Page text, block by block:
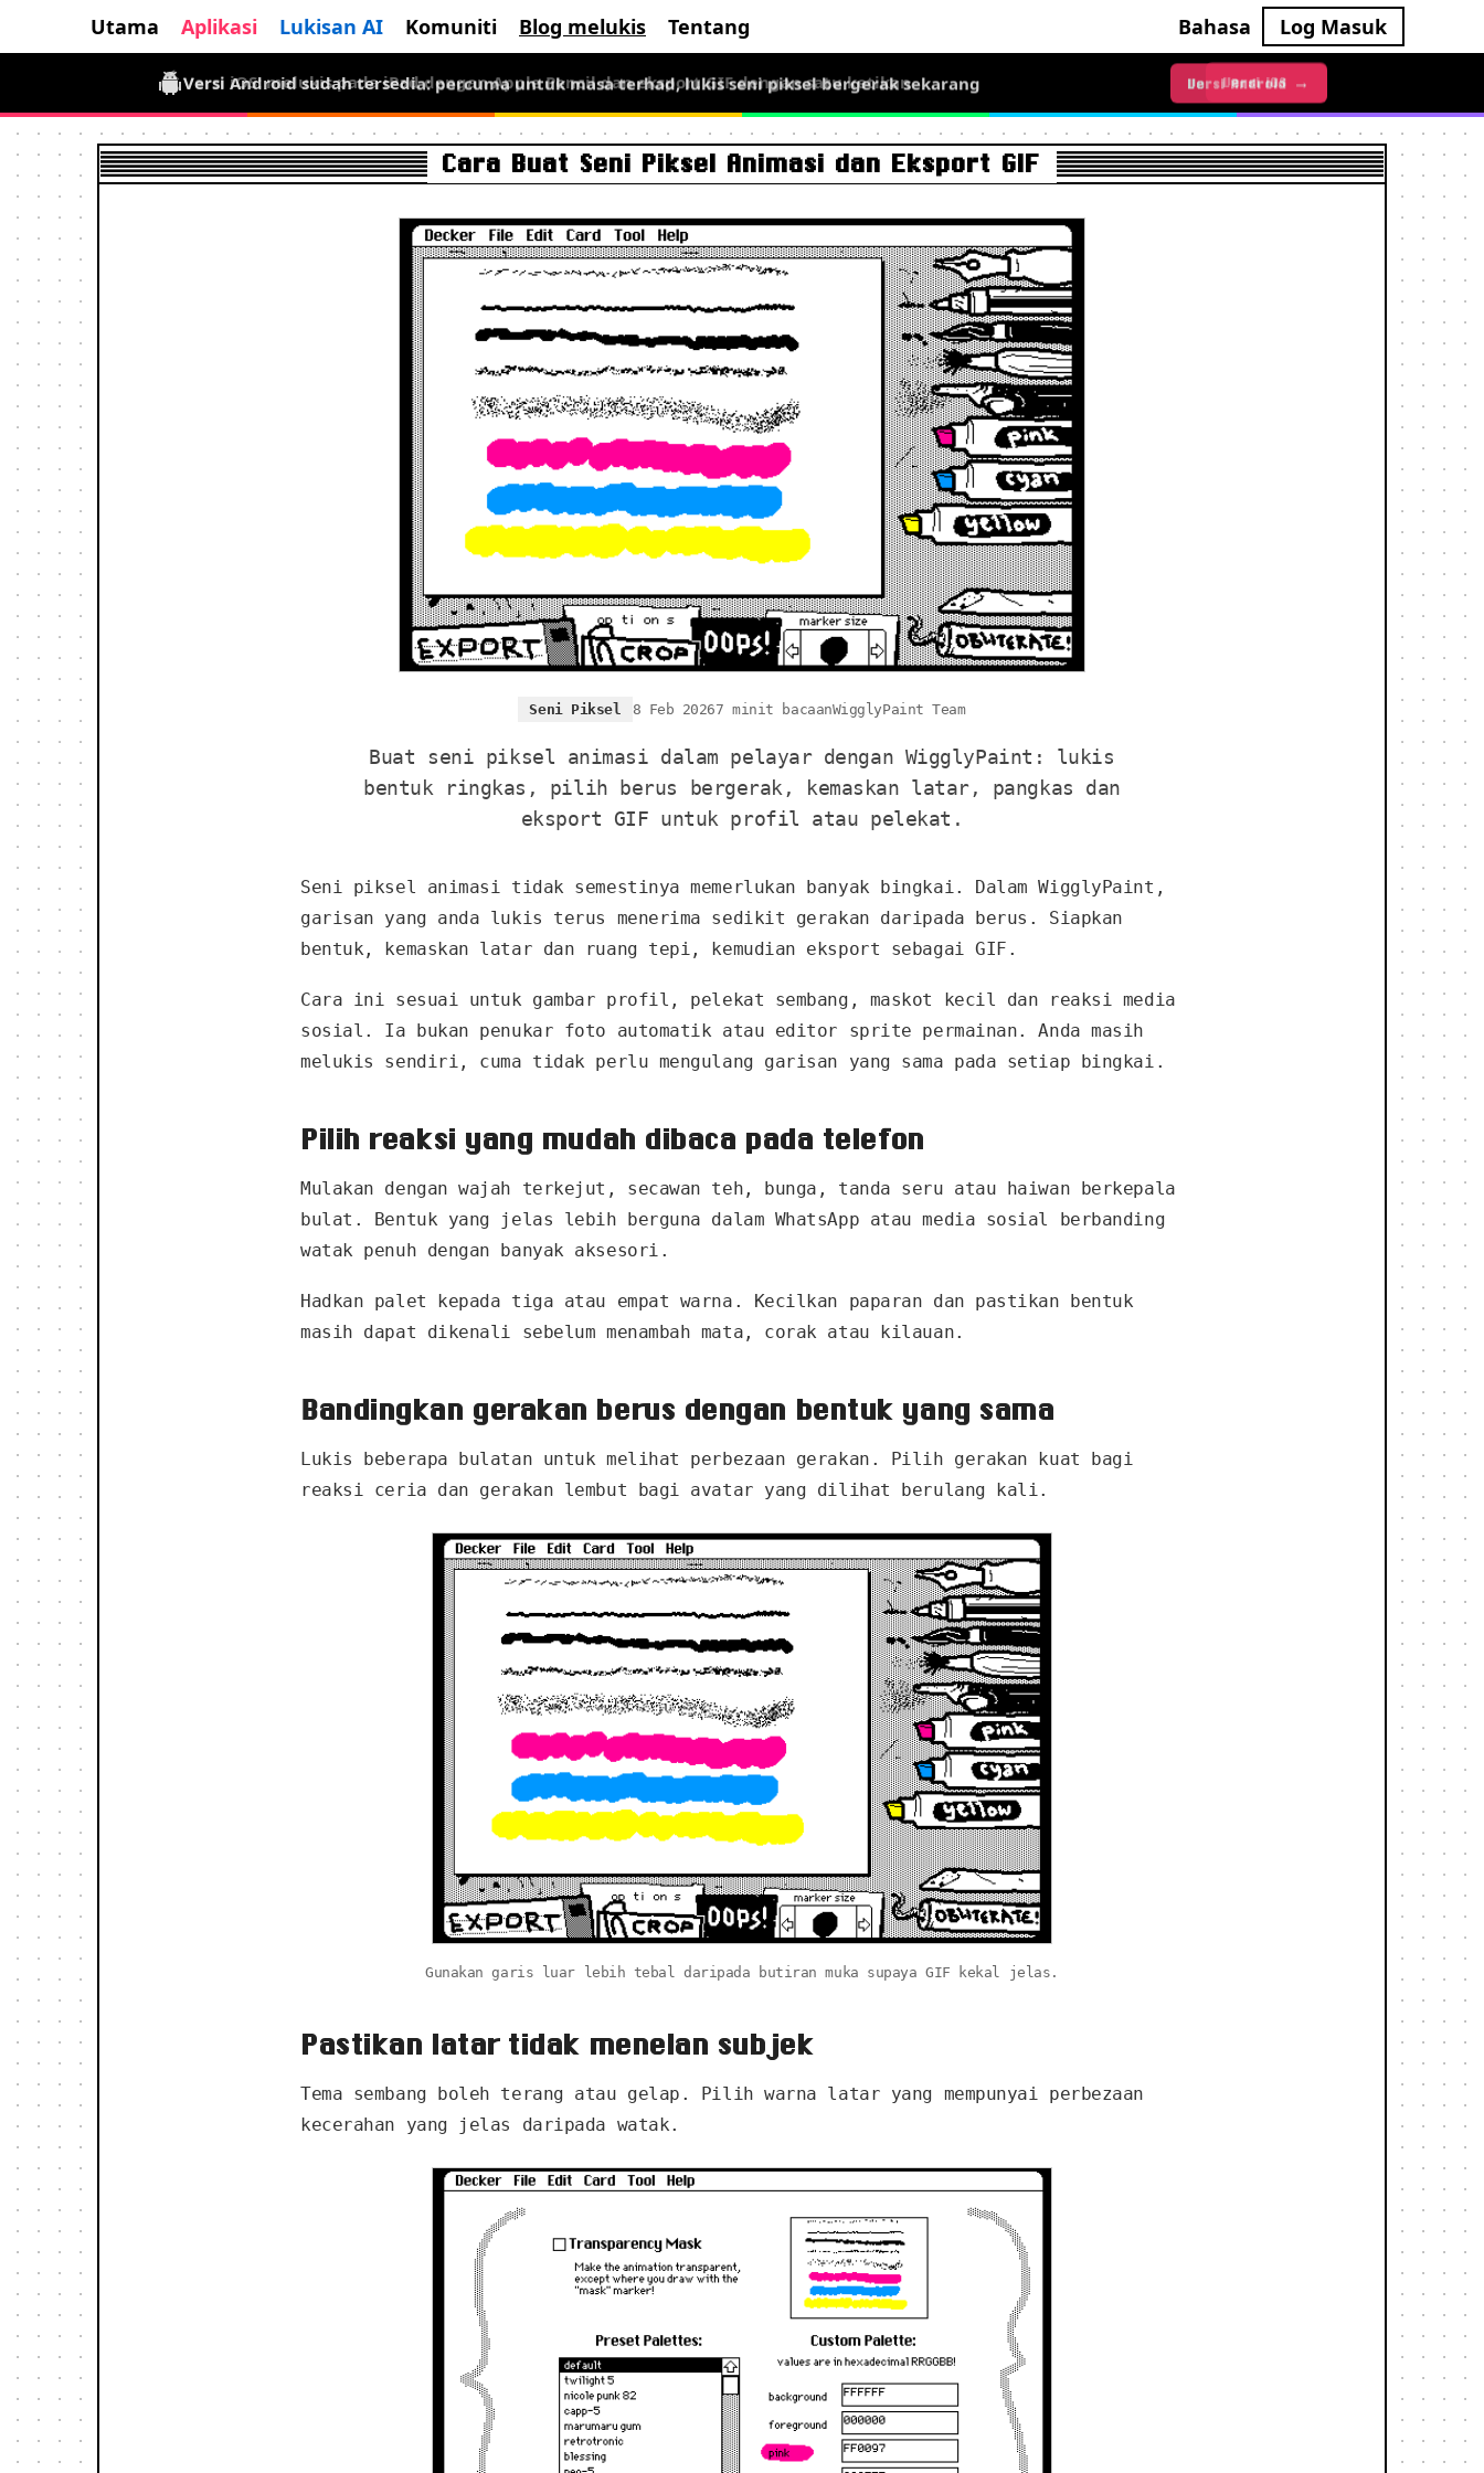
Utama Aplikasi Lukisan AI Komuniti Blog melukis Tentang Bahasa Log Masuk
Versi Android sudah tersedia: percuma untuk masa terhad, lukis seni piksel bergerak sekarang Versi Android →
Versi iOS →
Cara Buat Seni Piksel Animasi dan Eksport GIF
Seni Piksel 8 Feb 20267 minit bacaanWigglyPaint Team
Buat seni piksel animasi dalam pelayar dengan WigglyPaint: lukis
bentuk ringkas, pilih berus bergerak, kemaskan latar, pangkas dan
eksport GIF untuk profil atau pelekat.
Seni piksel animasi tidak semestinya memerlukan banyak bingkai. Dalam WigglyPaint,
garisan yang anda lukis terus menerima sedikit gerakan daripada berus. Siapkan
bentuk, kemaskan latar dan ruang tepi, kemudian eksport sebagai GIF.
Cara ini sesuai untuk gambar profil, pelekat sembang, maskot kecil dan reaksi media
sosial. Ia bukan penukar foto automatik atau editor sprite permainan. Anda masih
melukis sendiri, cuma tidak perlu mengulang garisan yang sama pada setiap bingkai.
Pilih reaksi yang mudah dibaca pada telefon
Mulakan dengan wajah terkejut, secawan teh, bunga, tanda seru atau haiwan berkepala
bulat. Bentuk yang jelas lebih berguna dalam WhatsApp atau media sosial berbanding
watak penuh dengan banyak aksesori.
Hadkan palet kepada tiga atau empat warna. Kecilkan paparan dan pastikan bentuk
masih dapat dikenali sebelum menambah mata, corak atau kilauan.
Bandingkan gerakan berus dengan bentuk yang sama
Lukis beberapa bulatan untuk melihat perbezaan gerakan. Pilih gerakan kuat bagi
reaksi ceria dan gerakan lembut bagi avatar yang dilihat berulang kali.
Gunakan garis luar lebih tebal daripada butiran muka supaya GIF kekal jelas.
Pastikan latar tidak menelan subjek
Tema sembang boleh terang atau gelap. Pilih warna latar yang mempunyai perbezaan
kecerahan yang jelas daripada watak.